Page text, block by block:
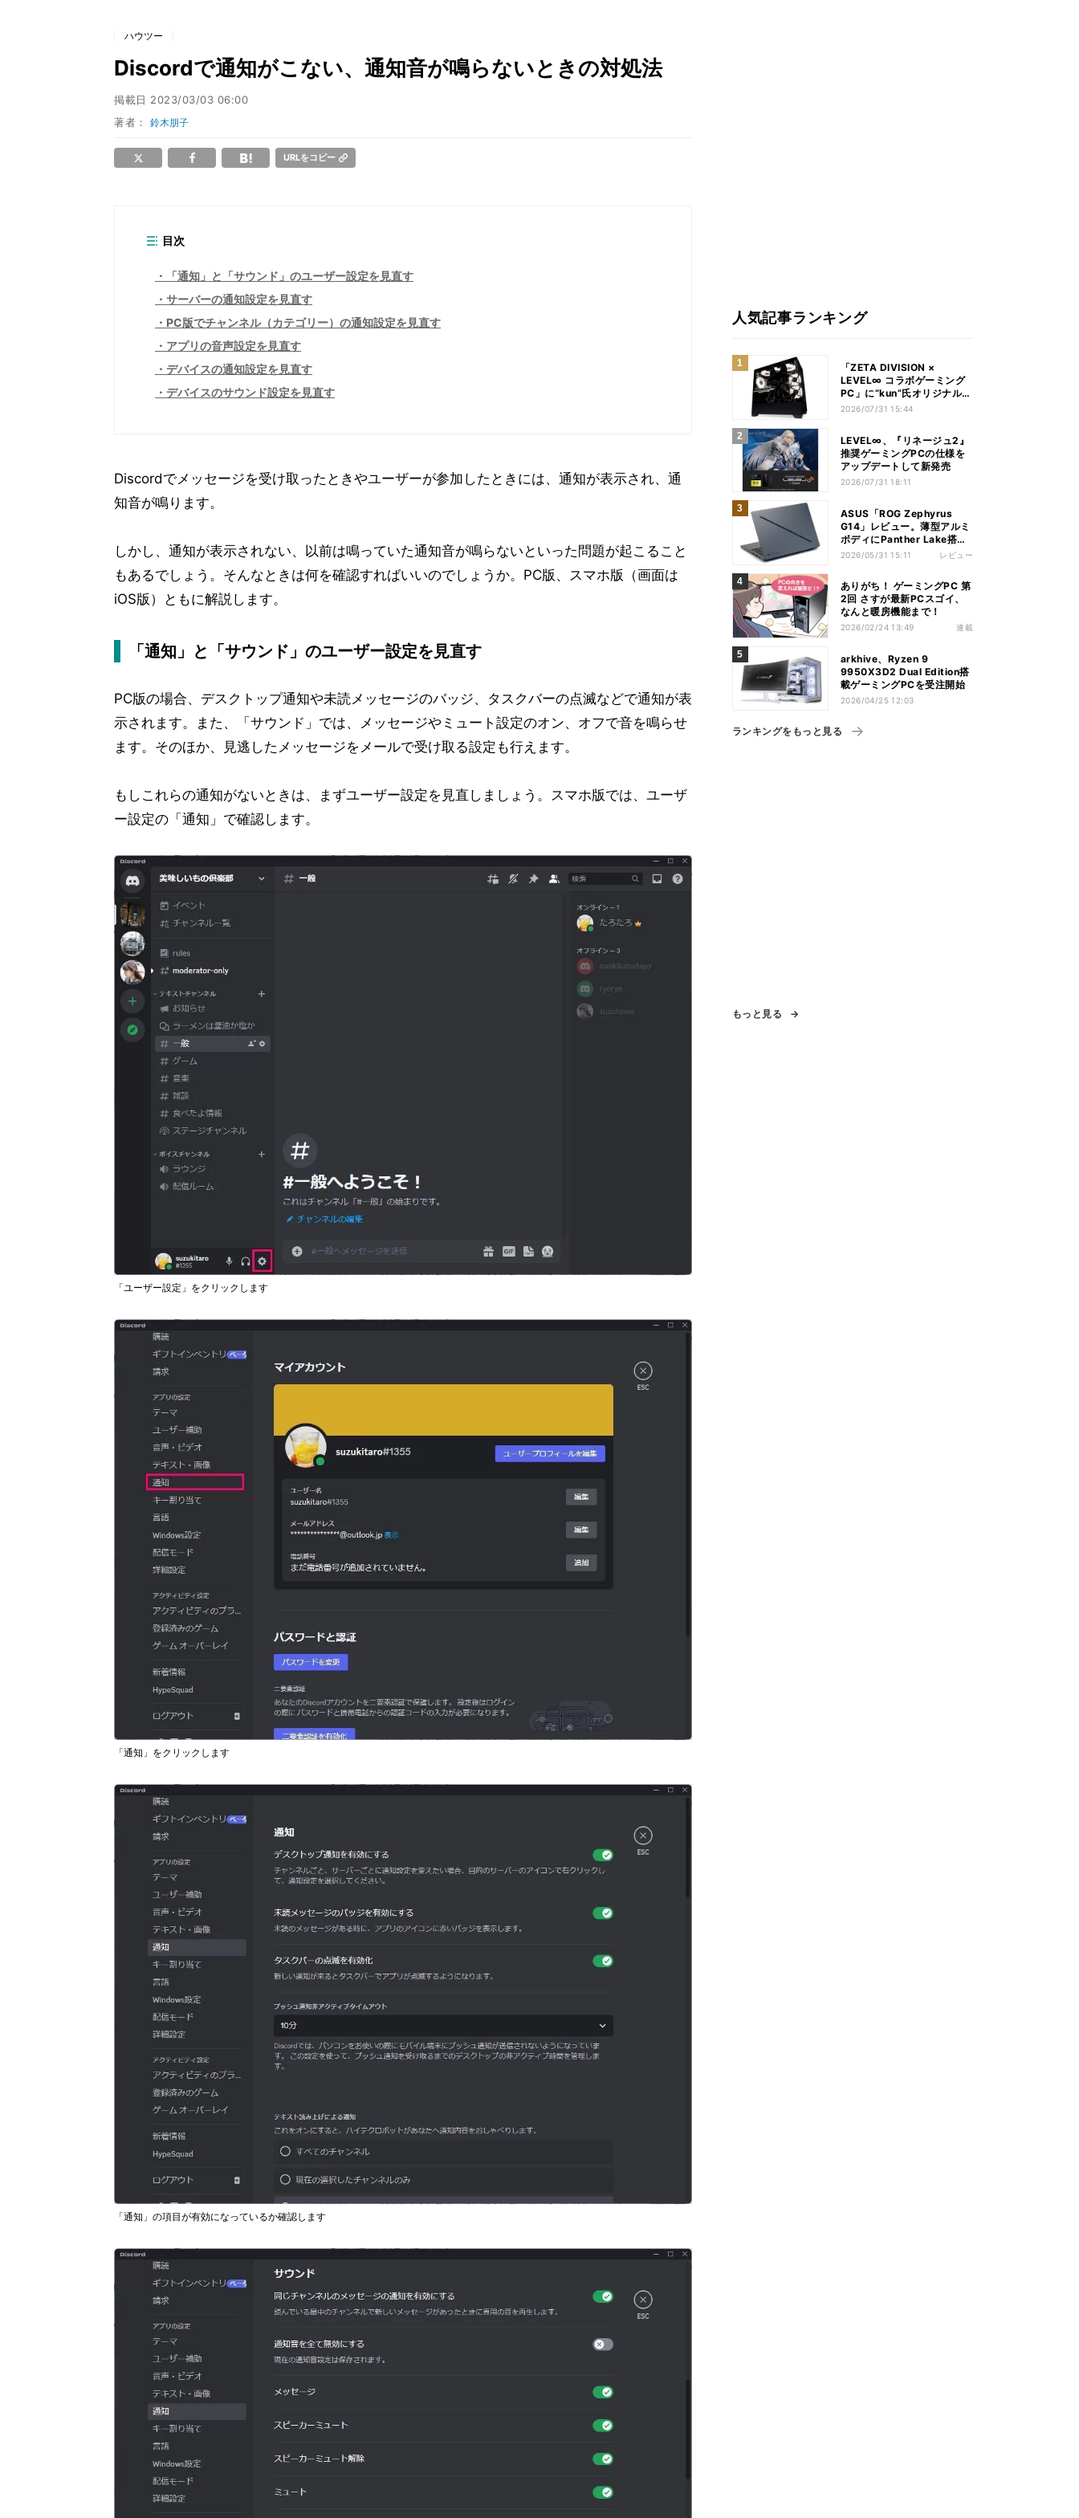
ハウツー
Discordで通知がこない、通知音が鳴らないときの対処法
掲載日 2023/03/03 06:00
著者：鈴木朋子
URLをコピー
目次
「通知」と「サウンド」のユーザー設定を見直す
サーバーの通知設定を見直す
PC版でチャンネル（カテゴリー）の通知設定を見直す
アプリの音声設定を見直す
デバイスの通知設定を見直す
デバイスのサウンド設定を見直す
Discordでメッセージを受け取ったときやユーザーが参加したときには、通知が表示され、通
知音が鳴ります。
しかし、通知が表示されない、以前は鳴っていた通知音が鳴らないといった問題が起こること
もあるでしょう。そんなときは何を確認すればいいのでしょうか。PC版、スマホ版（画面は
iOS版）ともに解説します。
「通知」と「サウンド」のユーザー設定を見直す
PC版の場合、デスクトップ通知や未読メッセージのバッジ、タスクバーの点滅などで通知が表
示されます。また、「サウンド」では、メッセージやミュート設定のオン、オフで音を鳴らせ
ます。そのほか、見逃したメッセージをメールで受け取る設定も行えます。
もしこれらの通知がないときは、まずユーザー設定を見直しましょう。スマホ版では、ユーザ
ー設定の「通知」で確認します。
「ユーザー設定」をクリックします
「通知」をクリックします
「通知」の項目が有効になっているか確認します
人気記事ランキング
「ZETA DIVISION ×
LEVEL∞ コラボゲーミング
PC」に“kun”氏オリジナルデ
ザインを100台限定で発売
2026/07/31 15:44
LEVEL∞、『リネージュ2』
推奨ゲーミングPCの仕様を
アップデートして新発売
2026/07/31 18:11
ASUS「ROG Zephyrus
G14」レビュー。薄型アルミ
ボディにPanther Lake搭載
の有機ELノートPC
2026/05/31 15:11 レビュー
ありがち！ ゲーミングPC 第
2回 さすが最新PCスゴイ、
なんと暖房機能まで！
2026/02/24 13:49 連載
arkhive、Ryzen 9
9950X3D2 Dual Edition搭
載ゲーミングPCを受注開始
2026/04/25 12:03
ランキングをもっと見る
もっと見る